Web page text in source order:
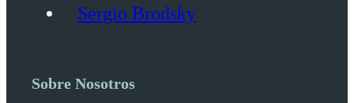
Sergio Brodsky
Sobre Nosotros